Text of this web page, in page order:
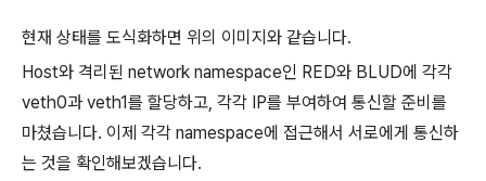
현재 상태를 도식화하면 위의 이미지와 같습니다.
Host와 격리된 network namespace인 RED와 BLUD에 각각
veth0과 veth1를 할당하고, 각각 IP를 부여하여 통신할 준비를
마쳤습니다. 이제 각각 namespace에 접근해서 서로에게 통신하
는 것을 확인해보겠습니다.